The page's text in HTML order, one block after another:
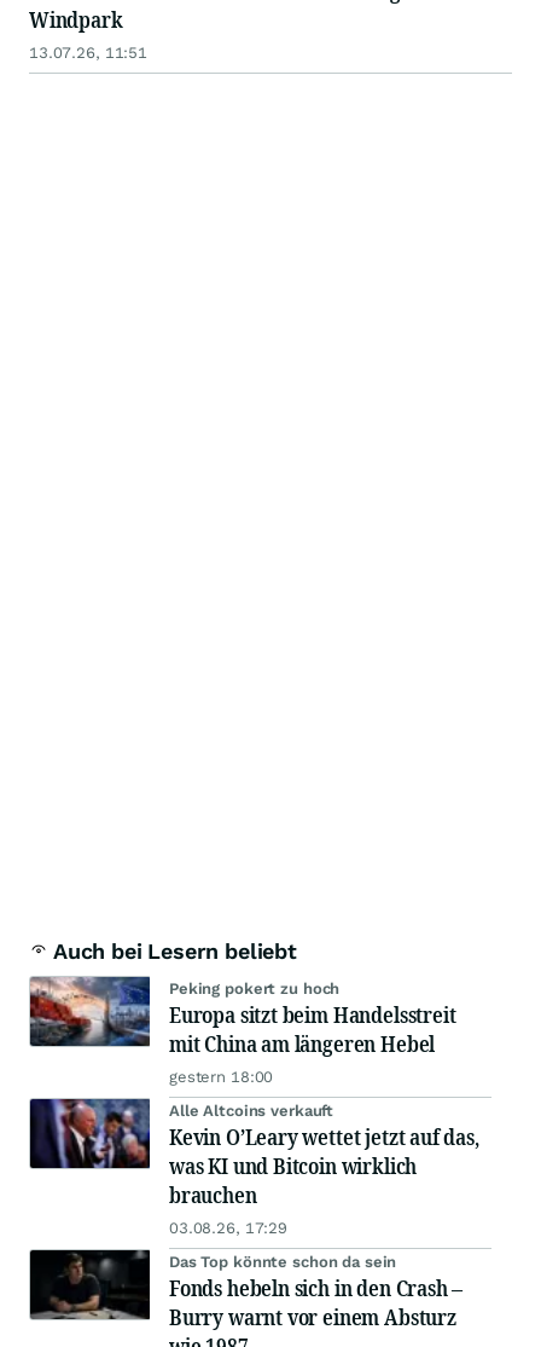
Windpark
13.07.26, 11:51
Auch bei Lesern beliebt
Peking pokert zu hoch
Europa sitzt beim Handelsstreit
mit China am längeren Hebel
gestern 18:00
Alle Altcoins verkauft
Kevin O’Leary wettet jetzt auf das,
was KI und Bitcoin wirklich
brauchen
03.08.26, 17:29
Das Top könnte schon da sein
Fonds hebeln sich in den Crash –
Burry warnt vor einem Absturz